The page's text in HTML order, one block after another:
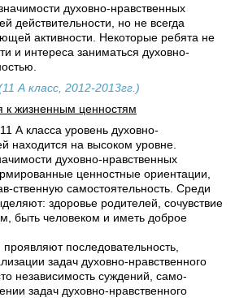
духовно-нравственных
действительности, но не всегда
активности. Некоторые ребята не
и интереса заниматься духовно-
А класс, 2012-2013гг.)
к жизненным ценностям
А класса уровень духовно-
находится на высоком уровне.
духовно-нравственных
ценностные ориентации,
ственную самостоятельность. Среди
здоровье родителей, сочувствие
быть человеком и иметь доброе
последовательность,
задач духовно-нравственного
независимость суждений, само-
задач духовно-нравственного